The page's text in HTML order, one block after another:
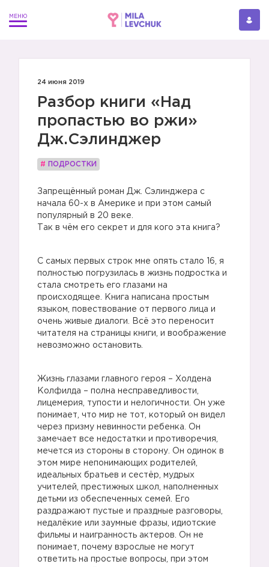
24 июня 2019
Разбор книги «Над
пропастью во ржи»
Дж.Сэлинджер
# ПОДРОСТКИ
Запрещённый роман Дж. Сэлинджера с
начала 60-х в Америке и при этом самый
популярный в 20 веке.
Так в чём его секрет и для кого эта книга?
С самых первых строк мне опять стало 16, я
полностью погрузилась в жизнь подростка и
стала смотреть его глазами на
происходящее. Книга написана простым
языком, повествование от первого лица и
очень живые диалоги. Всё это переносит
читателя на страницы книги, и воображение
невозможно остановить.
Жизнь глазами главного героя – Холдена
Колфилда – полна несправедливости,
лицемерия, тупости и нелогичности. Он уже
понимает, что мир не тот, который он видел
через призму невинности ребенка. Он
замечает все недостатки и противоречия,
мечется из стороны в сторону. Он одинок в
этом мире непонимающих родителей,
идеальных братьев и сестёр, мудрых
учителей, престижных школ, наполненных
детьми из обеспеченных семей. Его
раздражают пустые и праздные разговоры,
недалёкие или заумные фразы, идиотские
фильмы и наигранность актеров. Он не
понимает, почему взрослые не могут
ответить на простые вопросы, при этом